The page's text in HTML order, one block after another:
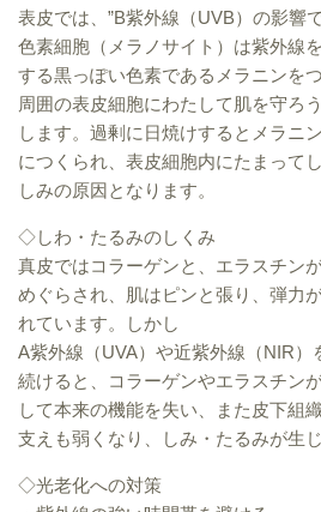
表皮では、”B紫外線（UVB）の影響で
色素細胞（メラノサイト）は紫外線
する黒っぽい色素であるメラニンをつ
周囲の表皮細胞にわたして肌を守ろ
します。過剰に日焼けするとメラニ
につくられ、表皮細胞内にたまってし
しみの原因となります。
◇しわ・たるみのしくみ
真皮ではコラーゲンと、エラスチン
めぐらされ、肌はピンと張り、弾力
れています。しかし
A紫外線（UVA）や近紫外線（NIR）
続けると、コラーゲンやエラスチン
して本来の機能を失い、また皮下組
支えも弱くなり、しみ・たるみが生じ
◇光老化への対策